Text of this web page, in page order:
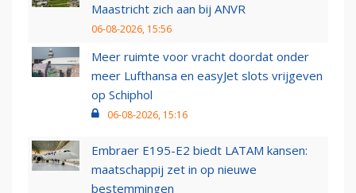
Maastricht zich aan bij ANVR
06-08-2026, 15:56
Meer ruimte voor vracht doordat onder
meer Lufthansa en easyJet slots vrijgeven
op Schiphol
06-08-2026, 15:16
Embraer E195-E2 biedt LATAM kansen:
maatschappij zet in op nieuwe
bestemmingen